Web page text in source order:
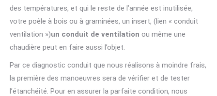
des températures, et qui le reste de l’année est inutilisée,
votre poêle à bois ou à graminées, un insert, (lien « conduit
ventilation »)un conduit de ventilation ou même une
chaudière peut en faire aussi l’objet.
Par ce diagnostic conduit que nous réalisons à moindre frais,
la première des manoeuvres sera de vérifier et de tester
l’étanchéité. Pour en assurer la parfaite condition, nous